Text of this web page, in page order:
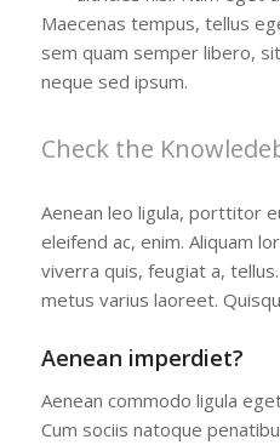
Maecenas tempus, tellus
sem quam semper libero,
neque sed ipsum.
Check the
Aenean leo ligula, porttitor
eleifend ac, enim. Aliquam
viverra quis, feugiat a,
metus varius laoreet.
Aenean imperdiet?
Aenean commodo ligula
Cum sociis natoque